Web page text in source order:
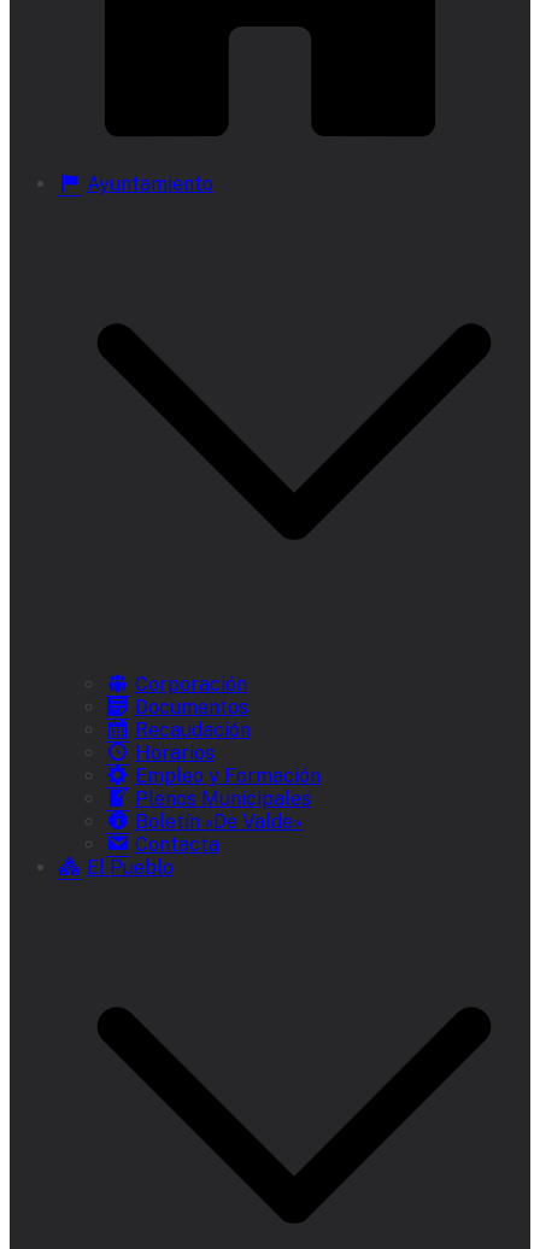
Ayuntamiento
Corporación
Documentos
Recaudación
Horarios
Empleo y Formación
Plenos Municipales
Boletín «De Valde»
Contacta
El Pueblo